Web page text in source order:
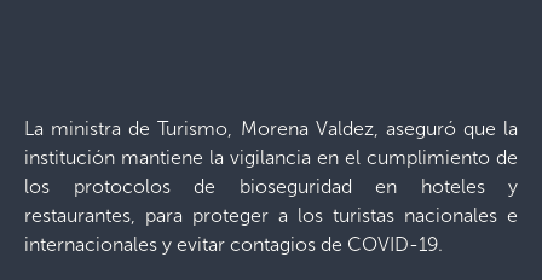
La ministra de Turismo, Morena Valdez, aseguró que la
institución mantiene la vigilancia en el cumplimiento de
los protocolos de bioseguridad en hoteles y
restaurantes, para proteger a los turistas nacionales e
internacionales y evitar contagios de COVID-19.